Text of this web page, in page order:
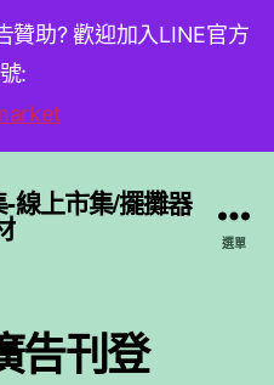
贊助? 歡迎加入LINE官方
:
線上市集/擺攤器
選單
告刊登